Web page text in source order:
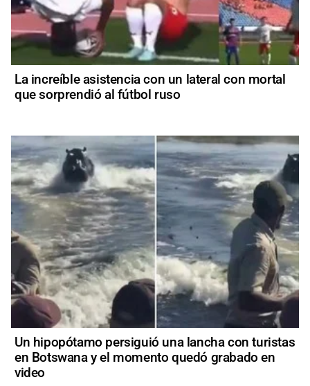
La increíble asistencia con un lateral con mortal
que sorprendió al fútbol ruso
Un hipopótamo persiguió una lancha con turistas
en Botswana y el momento quedó grabado en
video